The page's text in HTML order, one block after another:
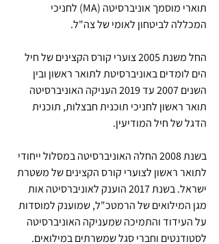
תוארי מוסמך אוניברסיטה (MA) לחניכי
המכללה לביטחון לאומי של צה"ל.
החל משנת 2005 צוערי קורס הקצינים של חיל
הים לומדים באוניברסיטת לתואר ראשון ובין
השנים 2007 עד 2019 העניקה האוניברסיטה
תואר ראשון לחניכי תוכנית חבצלות, תוכנית
הדגל של חיל המודיעין.
בשנת 2008 החלה האוניברסיטה במסלול ייחודי
לתואר ראשון לצוערי קורס הקצינים של משטרת
ישראל. בשנת 2017 הוענק לאוניברסיטה אות
מגן המילואים של הרמטכ"ל, שמוענק למוסדות
על העידוד והתמיכה שמעניקה האוניברסיטה
לסטודנטים וחברי סגל שמשרתים במילואים.